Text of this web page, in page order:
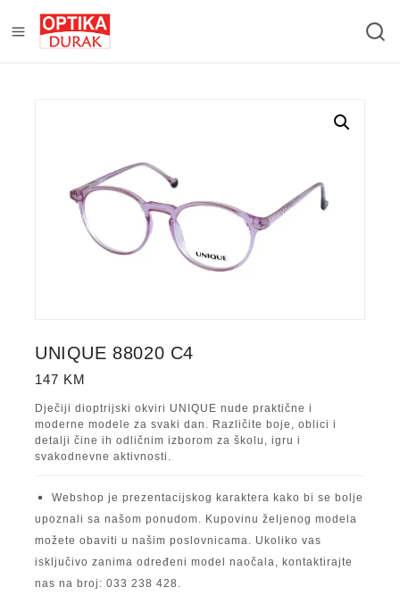
UNIQUE 88020 C4
147 KM
Dječiji dioptrijski okviri UNIQUE nude praktične i
moderne modele za svaki dan. Različite boje, oblici i
detalji čine ih odličnim izborom za školu, igru i
svakodnevne aktivnosti.
Webshop je prezentacijskog karaktera kako bi se bolje
upoznali sa našom ponudom. Kupovinu željenog modela
možete obaviti u našim poslovnicama. Ukoliko vas
isključivo zanima određeni model naočala, kontaktirajte
nas na broj: 033 238 428.